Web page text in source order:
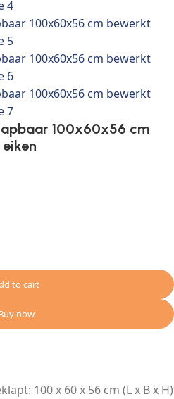
100x60x56 cm
to cart
now
100 x 60 x 56 cm (L x B x H)